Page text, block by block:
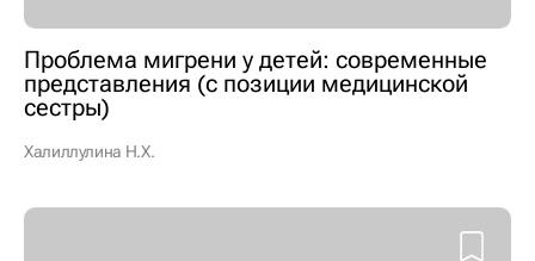
Проблема мигрени у детей: современные
представления (с позиции медицинской
сестры)
Халиллулина Н.Х.